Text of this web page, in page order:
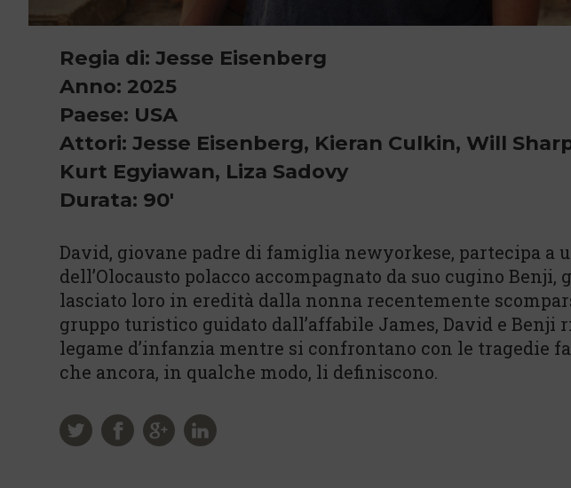
Regia di: Jesse Eisenberg
Anno: 2025
Paese: USA
Attori: Jesse Eisenberg, Kieran Culkin, Will
Kurt Egyiawan, Liza Sadovy
Durata: 90'
David, giovane padre di famiglia newyorkese, partecipa a
dell’Olocausto polacco accompagnato da suo cugino Benji,
lasciato loro in eredità dalla nonna recentemente
gruppo turistico guidato dall’affabile James, David e Benji
legame d’infanzia mentre si confrontano con le tragedie
che ancora, in qualche modo, li definiscono.